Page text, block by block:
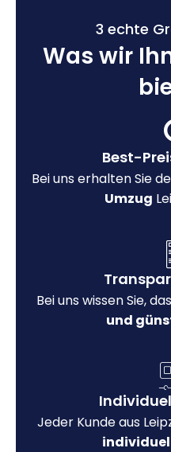
3 echte
Was wir
Best-
Bei uns erhalten Sie
Umzug
Bei uns wissen Sie,
und
Jeder Kunde aus